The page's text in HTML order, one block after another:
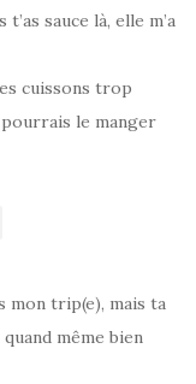
sauce là, elle m’a
cuissons trop
le manger
mon trip(e), mais ta
même bien